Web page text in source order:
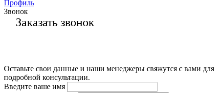
Профиль
Звонок
Заказать звонок
Оставьте свои данные и наши менеджеры свяжутся с вами для
подробной консультации.
Введите ваше имя